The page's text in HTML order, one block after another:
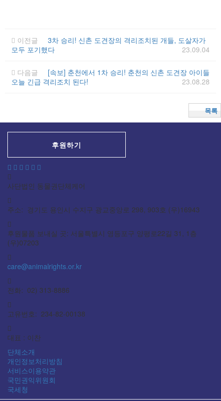
이전글
3차 승리! 신촌 도견장의 격리조치된 개들, 도살자가
모두 포기했다
23.09.04
다음글
[속보] 춘천에서 1차 승리! 춘천의 신촌 도견장 아이들
오늘 긴급 격리조치 된다!
23.08.28
목록
후원하기
사단법인 동물권단체케어
주소: 경기도 용인시 수지구 광교중앙로 298, 903호 (우)16943
후원물품 보내실 곳: 서울특별시 영등포구 양평로22길 31, 1층
(우)07203
care@animalrights.or.kr
전화: 02) 313-8886
고유번호: 234-82-00138
대표 : 이찬
단체소개
개인정보처리방침
서비스이용약관
국민권익위원회
국세청